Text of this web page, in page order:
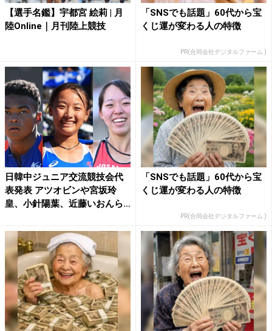
【選手名鑑】宇都宮 絵莉 | 月
陸Online｜月刊陸上競技
「SNSでも話題」60代から宝
くじ運が変わる人の特徴
PR(合同会社デジタルファーム )
日韓中ジュニア交流競技会代
表発表 アツオビンや宮坂玲
皇、小針陽葉、近藤いおんら
「SNSでも話題」60代から宝
くじ運が変わる人の特徴
PR(合同会社デジタルファーム )